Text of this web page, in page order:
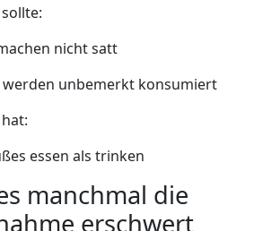
nicht satt
werden unbemerkt konsumiert
essen als trinken
manchmal die
erschwert